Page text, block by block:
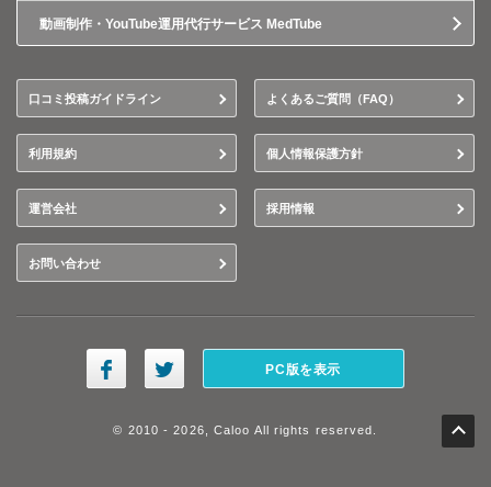
動画制作・YouTube運用代行サービス MedTube
口コミ投稿ガイドライン よくあるご質問（FAQ）
利用規約 個人情報保護方針
運営会社 採用情報
お問い合わせ
PC版を表示
© 2010 - 2026, Caloo All rights reserved.